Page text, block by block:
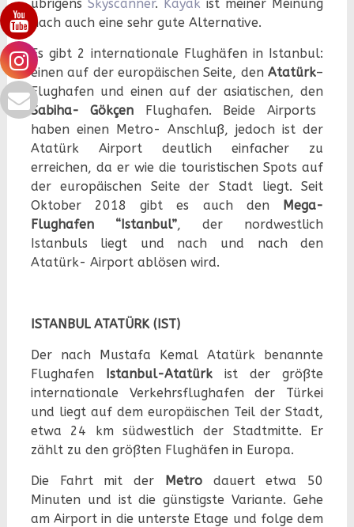
übrigens Skyscanner. Kayak ist meiner Meinung
nach auch eine sehr gute Alternative.
Es gibt 2 internationale Flughäfen in Istanbul:
einen auf der europäischen Seite, denAtatürk–
Flughafen und einen auf der asiatischen, den
Sabiha- Gökçen Flughafen. Beide Airports
haben einen Metro- Anschluß, jedoch ist der
Atatürk Airport deutlich einfacher zu
erreichen, da er wie die touristischen Spots auf
der europäischen Seite der Stadt liegt. Seit
Oktober 2018 gibt es auch den
Mega-
Flughafen “Istanbul”, der nordwestlich
Istanbuls liegt und nach und nach den
Atatürk- Airport ablösen wird.
ISTANBUL ATATÜRK (IST)
Der nach Mustafa Kemal Atatürk benannte
Flughafen
Istanbul-Atatürkist der größte
internationale Verkehrsflughafen der Türkei
und liegt auf dem europäischen Teil der Stadt,
etwa 24 km südwestlich der Stadtmitte. Er
zählt zu den größten Flughäfen in Europa.
Die Fahrt mit der Metrodauert etwa 50
Minuten und ist die günstigste Variante. Gehe
am Airport in die unterste Etage und folge dem